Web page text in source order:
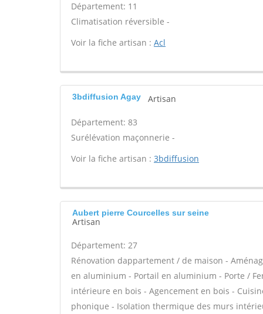
Département: 11
Climatisation réversible -
Voir la fiche artisan : Acl
3bdiffusion Agay Artisan
Département: 83
Surélévation maçonnerie -
Voir la fiche artisan : 3bdiffusion
Aubert pierre Courcelles sur seine
Artisan
Département: 27
Rénovation dappartement / de maison -
en aluminium - Portail en aluminium - Porte /
intérieure en bois - Agencement en bois -
phonique - Isolation thermique des murs